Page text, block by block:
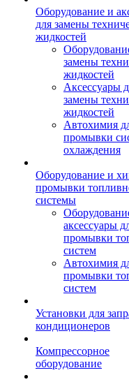
Оборудование и
для замены
жидкостей
замены
жидкостей
Аксессуары
замены
жидкостей
Автохимия
промывки
охлаждения
Оборудование и
промывки
системы
аксессуары
промывки
систем
Автохимия
промывки
систем
Установки для
кондиционеров
Компрессорное
оборудование